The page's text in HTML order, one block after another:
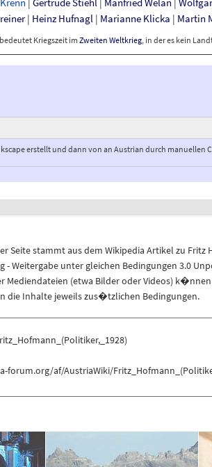
| Heinz Hufnagl | Marianne Klicka | Martin
Kriegszeit im Zweiten Weltkrieg, in der es kein
erstellt und dann von an Austrian durch manuellen
Seite stammt aus dem Wikipedia Artikel zu Fritz
Weitergabe unter gleichen Bedingungen 3.0
Mediendateien (etwa Bilder oder Videos)
die Inhalte jeweils zus�tzlichen Bedingungen.
forum.org/af/AustriaWiki/